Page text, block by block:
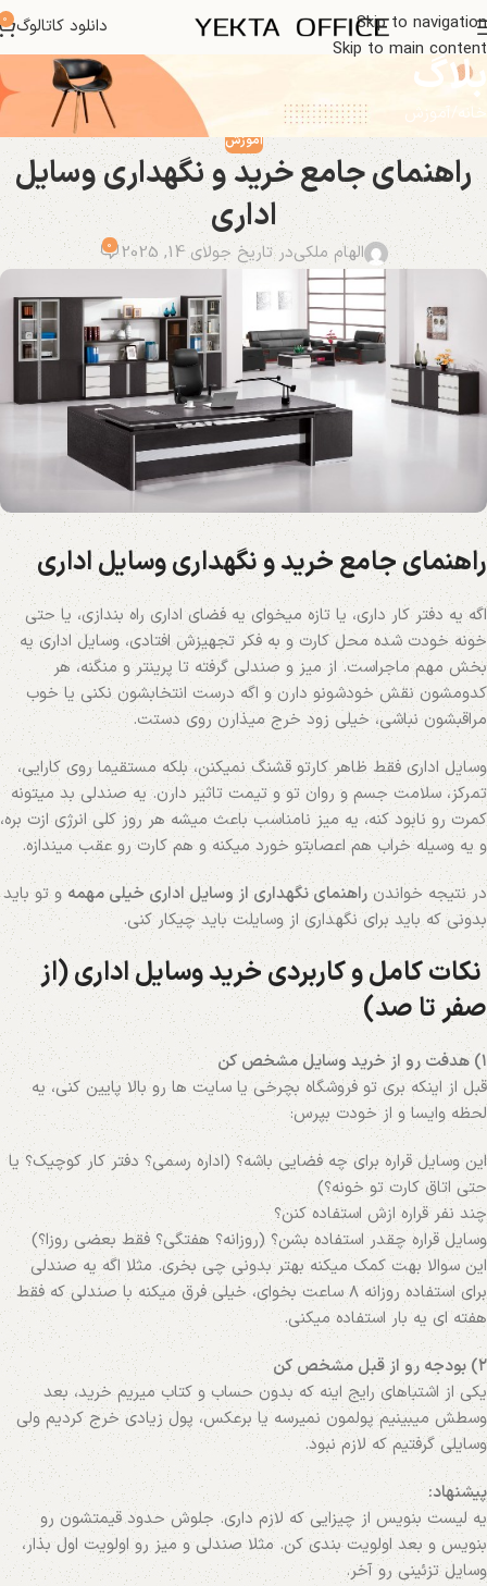
Skip to navigation
Skip to main content
دانلود کاتالوگ 0
بلاگ
خانه آموزش
آموزش
راهنمای جامع خرید و نگهداری وسایل
اداری
الهام ملکیدر تاریخ جولای 14, 2025 0
راهنمای جامع خرید و نگهداری وسایل اداری
اگه یه دفتر کار داری، یا تازه میخوای یه فضای اداری راه بندازی، یا حتی
خونه‌ خودت شده محل کارت و به فکر تجهیزش افتادی، وسایل اداری یه
بخش مهم ماجراست. از میز و صندلی گرفته تا پرینتر و منگنه، هر
کدومشون نقش خودشونو دارن و اگه درست انتخابشون نکنی یا خوب
مراقبشون نباشی، خیلی زود خرج میذارن روی دستت.
وسایل اداری فقط ظاهر کارتو قشنگ نمیکنن، بلکه مستقیما روی کارایی،
تمرکز، سلامت جسم و روان تو و تیمت تاثیر دارن. یه صندلی بد میتونه
کمرت رو نابود کنه، یه میز نامناسب باعث میشه هر روز کلی انرژی ازت بره،
و یه وسیله خراب هم اعصابتو خورد میکنه و هم کارت رو عقب میندازه.
در نتیجه خواندنراهنمای نگهداری از وسایل اداری خیلی مهمه و تو باید
بدونی که باید برای نگهداری از وسایلت باید چیکار کنی.
نکات کامل و کاربردی خرید وسایل اداری (از
صفر تا صد)
۱) هدفت رو از خرید وسایل مشخص کن
قبل از اینکه بری تو فروشگاه بچرخی یا سایت‌ ها رو بالا پایین کنی، یه
لحظه وایسا و از خودت بپرس:
این وسایل قراره برای چه فضایی باشه؟ (اداره رسمی؟ دفتر کار کوچیک؟ یا
حتی اتاق کارت تو خونه؟)
چند نفر قراره ازش استفاده کنن؟
وسایل قراره چقدر استفاده بشن؟ (روزانه؟ هفتگی؟ فقط بعضی روزا؟)
این سوالا بهت کمک میکنه بهتر بدونی چی بخری. مثلا اگه یه صندلی
برای استفاده روزانه ۸ ساعت بخوای، خیلی فرق میکنه با صندلی‌ که فقط
هفته‌ ای یه بار استفاده میکنی.
۲) بودجه رو از قبل مشخص کن
یکی از اشتباهای رایج اینه که بدون حساب و کتاب میریم خرید، بعد
وسطش میبینیم پولمون نمیرسه یا برعکس، پول زیادی خرج کردیم ولی
وسایلی گرفتیم که لازم نبود.
پیشنهاد:
یه لیست بنویس از چیزایی که لازم داری. جلوش حدود قیمتشون رو
بنویس و بعد اولویت‌ بندی کن. مثلا صندلی و میز رو اولویت اول بذار،
وسایل تزئینی رو آخر.